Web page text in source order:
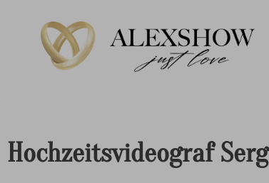
Hochzeitsvideograf